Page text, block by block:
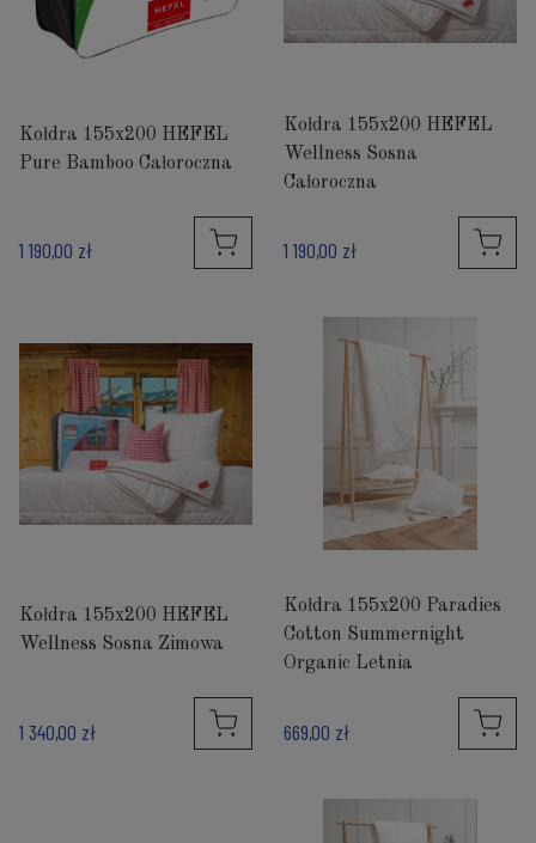
Kołdra 155x200 HEFEL
Pure Bamboo Całoroczna
1 190,00 zł
Kołdra 155x200 HEFEL
Wellness Sosna
Całoroczna
1 190,00 zł
Kołdra 155x200 HEFEL
Wellness Sosna Zimowa
1 340,00 zł
Kołdra 155x200 Paradies
Cotton Summernight
Organic Letnia
669,00 zł